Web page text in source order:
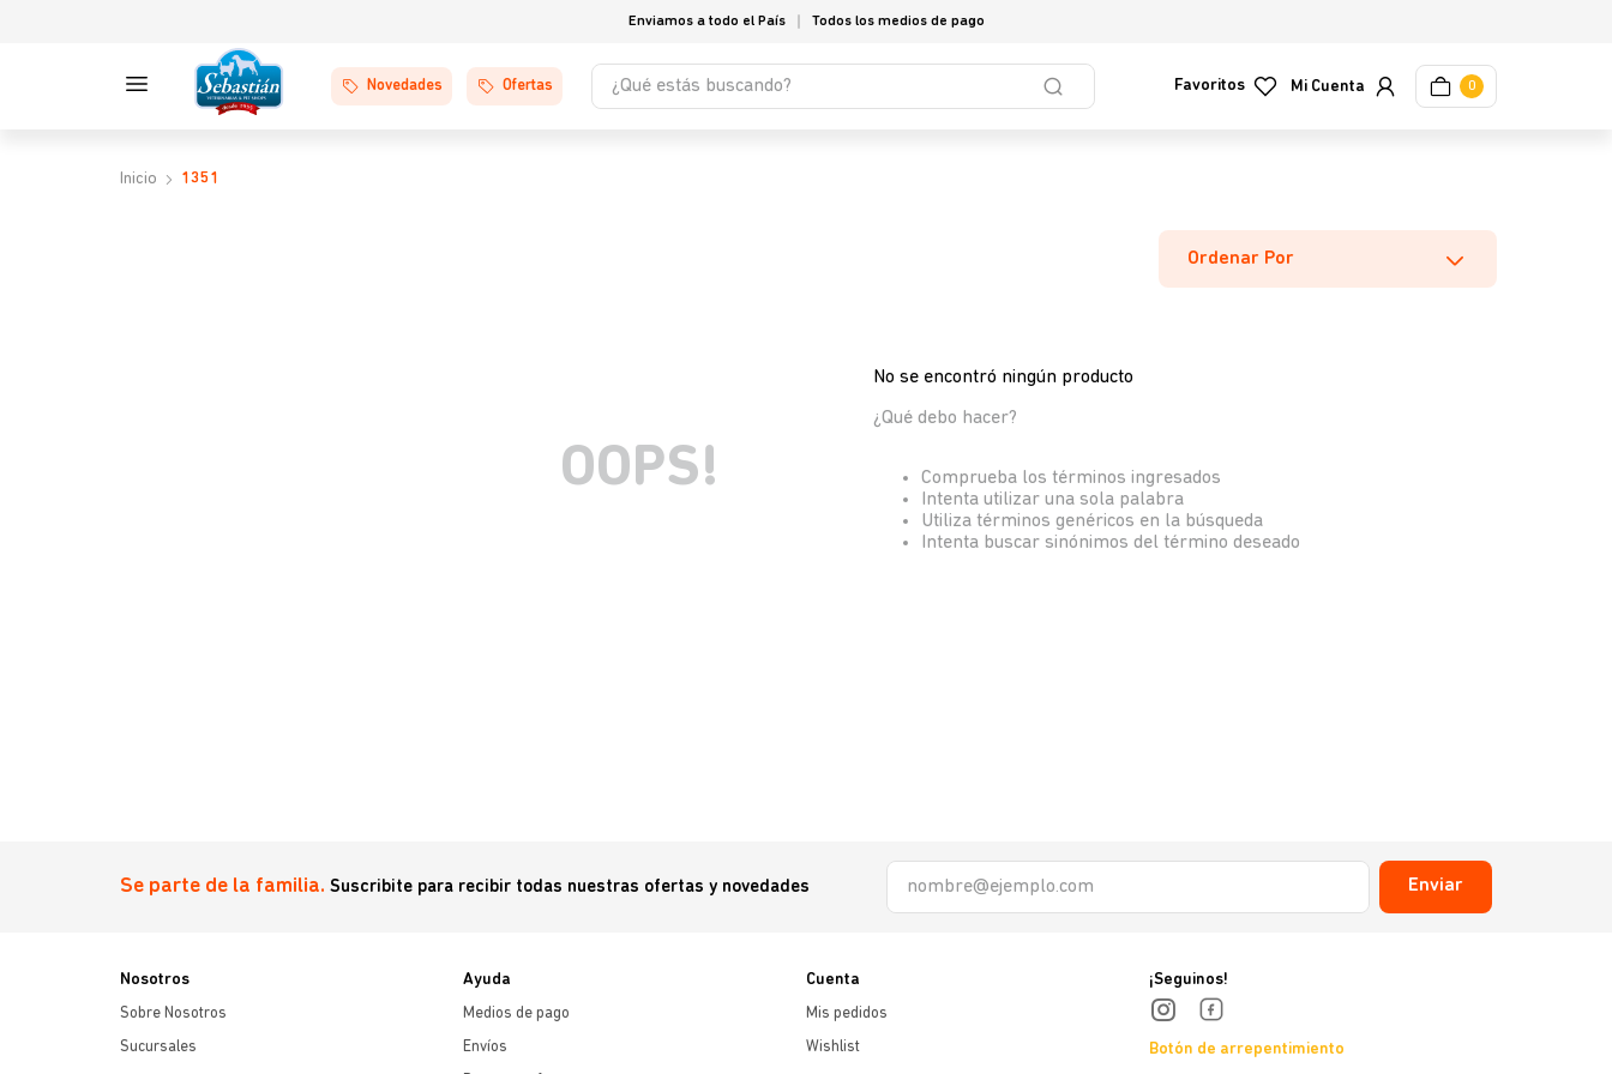
Enviamos a todo el País Todos los medios de pago
Novedades Ofertas
¿Qué estás buscando?
Favoritos 0
1351
Ordenar Por
OOPS!
No se encontró ningún producto
¿Qué debo hacer?
Comprueba los términos ingresados
Intenta utilizar una sola palabra
Utiliza términos genéricos en la búsqueda
Intenta buscar sinónimos del término deseado
Se parte de la familia. Suscribite para recibir todas nuestras ofertas y novedades Enviar
Nosotros
Sobre Nosotros
Sucursales
Ayuda
Medios de pago
Envíos
Cuenta
Mis pedidos
Wishlist
¡Seguinos!
Botón de arrepentimiento